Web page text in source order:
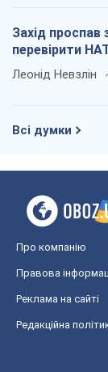
Захід проспав
перевірити
Леонід Невзлін
Всі думки
Про компанію
Правова
Реклама на сайті
Редакційна